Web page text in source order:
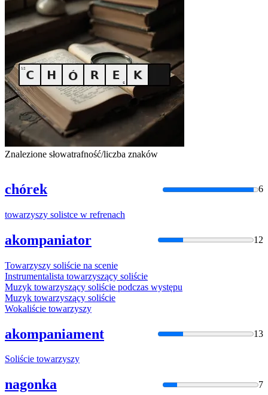
Znalezione słowatrafność/liczba znaków
chórek 6
towarzyszy solistce w refrenach
akompaniator 12
Towarzyszy soliście na scenie
Instrumentalista towarzyszący soliście
Muzyk towarzyszący soliście podczas występu
Muzyk towarzyszący soliście
Wokaliście towarzyszy
akompaniament 13
Soliście towarzyszy
nagonka 7